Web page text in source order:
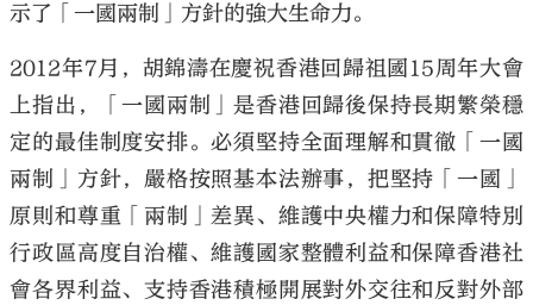
示了「一國兩制」方針的強大生命力。
2012年7月，胡錦濤在慶祝香港回歸祖國15周年大會
上指出，「一國兩制」是香港回歸後保持長期繁榮穩
定的最佳制度安排。必須堅持全面理解和貫徹「一國
兩制」方針，嚴格按照基本法辦事，把堅持「一國」
原則和尊重「兩制」差異、維護中央權力和保障特別
行政區高度自治權、維護國家整體利益和保障香港社
會各界利益、支持香港積極開展對外交往和反對外部